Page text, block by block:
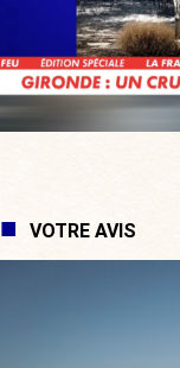
VOTRE AVIS